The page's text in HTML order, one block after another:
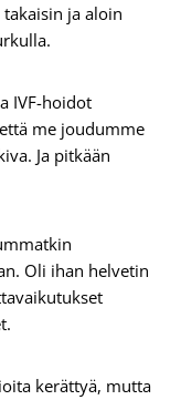
ja aloin
IVF-hoidot
me joudumme
Ja pitkään
Oli ihan helvetin
kerättyä, mutta